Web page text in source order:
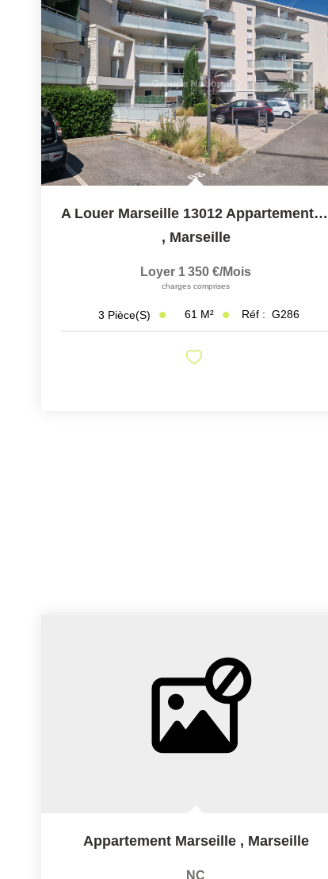
A Louer Marseille 13012 Appartement De Type 3
, Marseille
Loyer 1 350 €/mois
charges comprises
3 Pièce(s) 61 M² Réf : G286
Appartement Marseille , Marseille
NC